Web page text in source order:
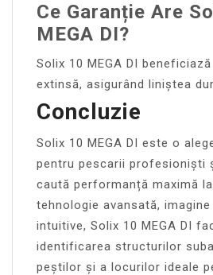
Ce Garanție Are
MEGA DI?
Solix 10 MEGA DI
extinsă, asigurând liniștea
Concluzie
Solix 10 MEGA DI este o
pentru pescarii profesioniști
caută performanță maximă
tehnologie avansată,
intuitive, Solix 10 MEGA DI
identificarea structurilor
peștilor și a locurilor ideale